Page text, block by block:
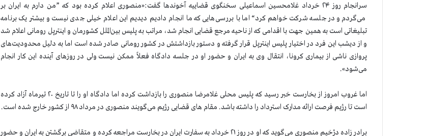
سرانجام روز ۲۴ خرداد غلامحسین اسماعیلی سخنگوی قضاییه آخوندها گفت:«منصوری اعلام کرده بود که ”من دارم به ایران بر
می‌گردم و در جلسه شرکت خواهم کرد“ اما با بررسی‌هایی که ما انجام دادیم دیدیم این اعلام خیلی جدی نیست و بیشتر یک برنامه
تبلیغاتی است به همین جهت با اقدامی که از ناحیه مرجع قضایی انجام شد، مراتب به پلیس بین‌الملل کشورمان و اینترپل رومانی اعلام شد
و از دیشب این فرد در اختیار پلیس اینترپل قرار گرفته و دستور بازداشتش در کشور رومانی صادر شده است اما به دلیل محدودیت‌های
پروازی ناشی از بیماری کرونا، انتقال وی به ایران و حضور او در جلسه دادگاه فعلاً ممکن نیست ولی در روزهای آینده این کار انجام
می‌شود».
اما غروب امروز از بخارست خبر رسید که پلیس محلی غلامرضا منصوری را بازداشت کرده اما دادگاه او را تا تاریخ ۲۰ تیرماه آزاد کرده
است تا رژیم فرصت ارائه مدارک استرداد را داشته باشد. مقام های قضایی رژیم می‌گویند منصوری در مرداد ۹۸ از کشور خارج شده است.
برادر زاده دژخیم منصوری می‌گوید که او در روز ۲۱ خرداد به سفارت ایران در بخارست مراجعه کرده و متقاضی برگشتن به ایران و حضور